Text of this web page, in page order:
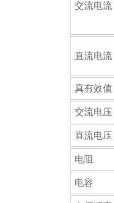
交流电流
直流电流
真有效值
交流电压
直流电压
电阻
电容